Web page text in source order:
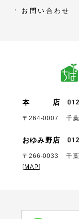
お問い合わせ
本 店
〒264-0007 千
おゆみ野店
〒266-0033
千
[MAP]